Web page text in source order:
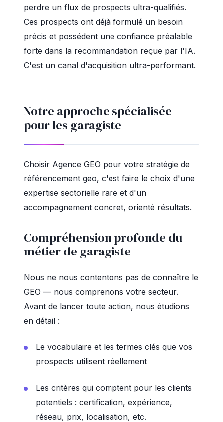
perdre un flux de prospects ultra-qualifiés.
Ces prospects ont déjà formulé un besoin
précis et possédent une confiance préalable
forte dans la recommandation reçue par l'IA.
C'est un canal d'acquisition ultra-performant.
Notre approche spécialisée
pour les garagiste
Choisir Agence GEO pour votre stratégie de
référencement geo, c'est faire le choix d'une
expertise sectorielle rare et d'un
accompagnement concret, orienté résultats.
Compréhension profonde du
métier de garagiste
Nous ne nous contentons pas de connaître le
GEO — nous comprenons votre secteur.
Avant de lancer toute action, nous étudions
en détail :
Le vocabulaire et les termes clés que vos
prospects utilisent réellement
Les critères qui comptent pour les clients
potentiels : certification, expérience,
réseau, prix, localisation, etc.